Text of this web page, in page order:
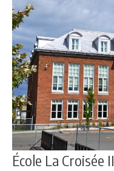
École La Croisée II